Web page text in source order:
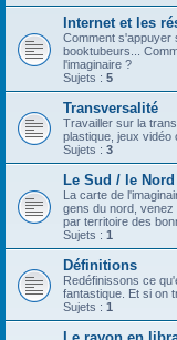
Internet et les
Comment s'appuyer
booktubeurs...
l'imaginaire ?
Sujets : 5
Transversalité
Travailler sur la
plastique, jeux vidéo
Sujets : 3
Le Sud / le Nord
La carte de
gens du nord,
par territoire des
Sujets : 1
Définitions
Redéfinissons ce
fantastique. Et si on
Sujets : 1